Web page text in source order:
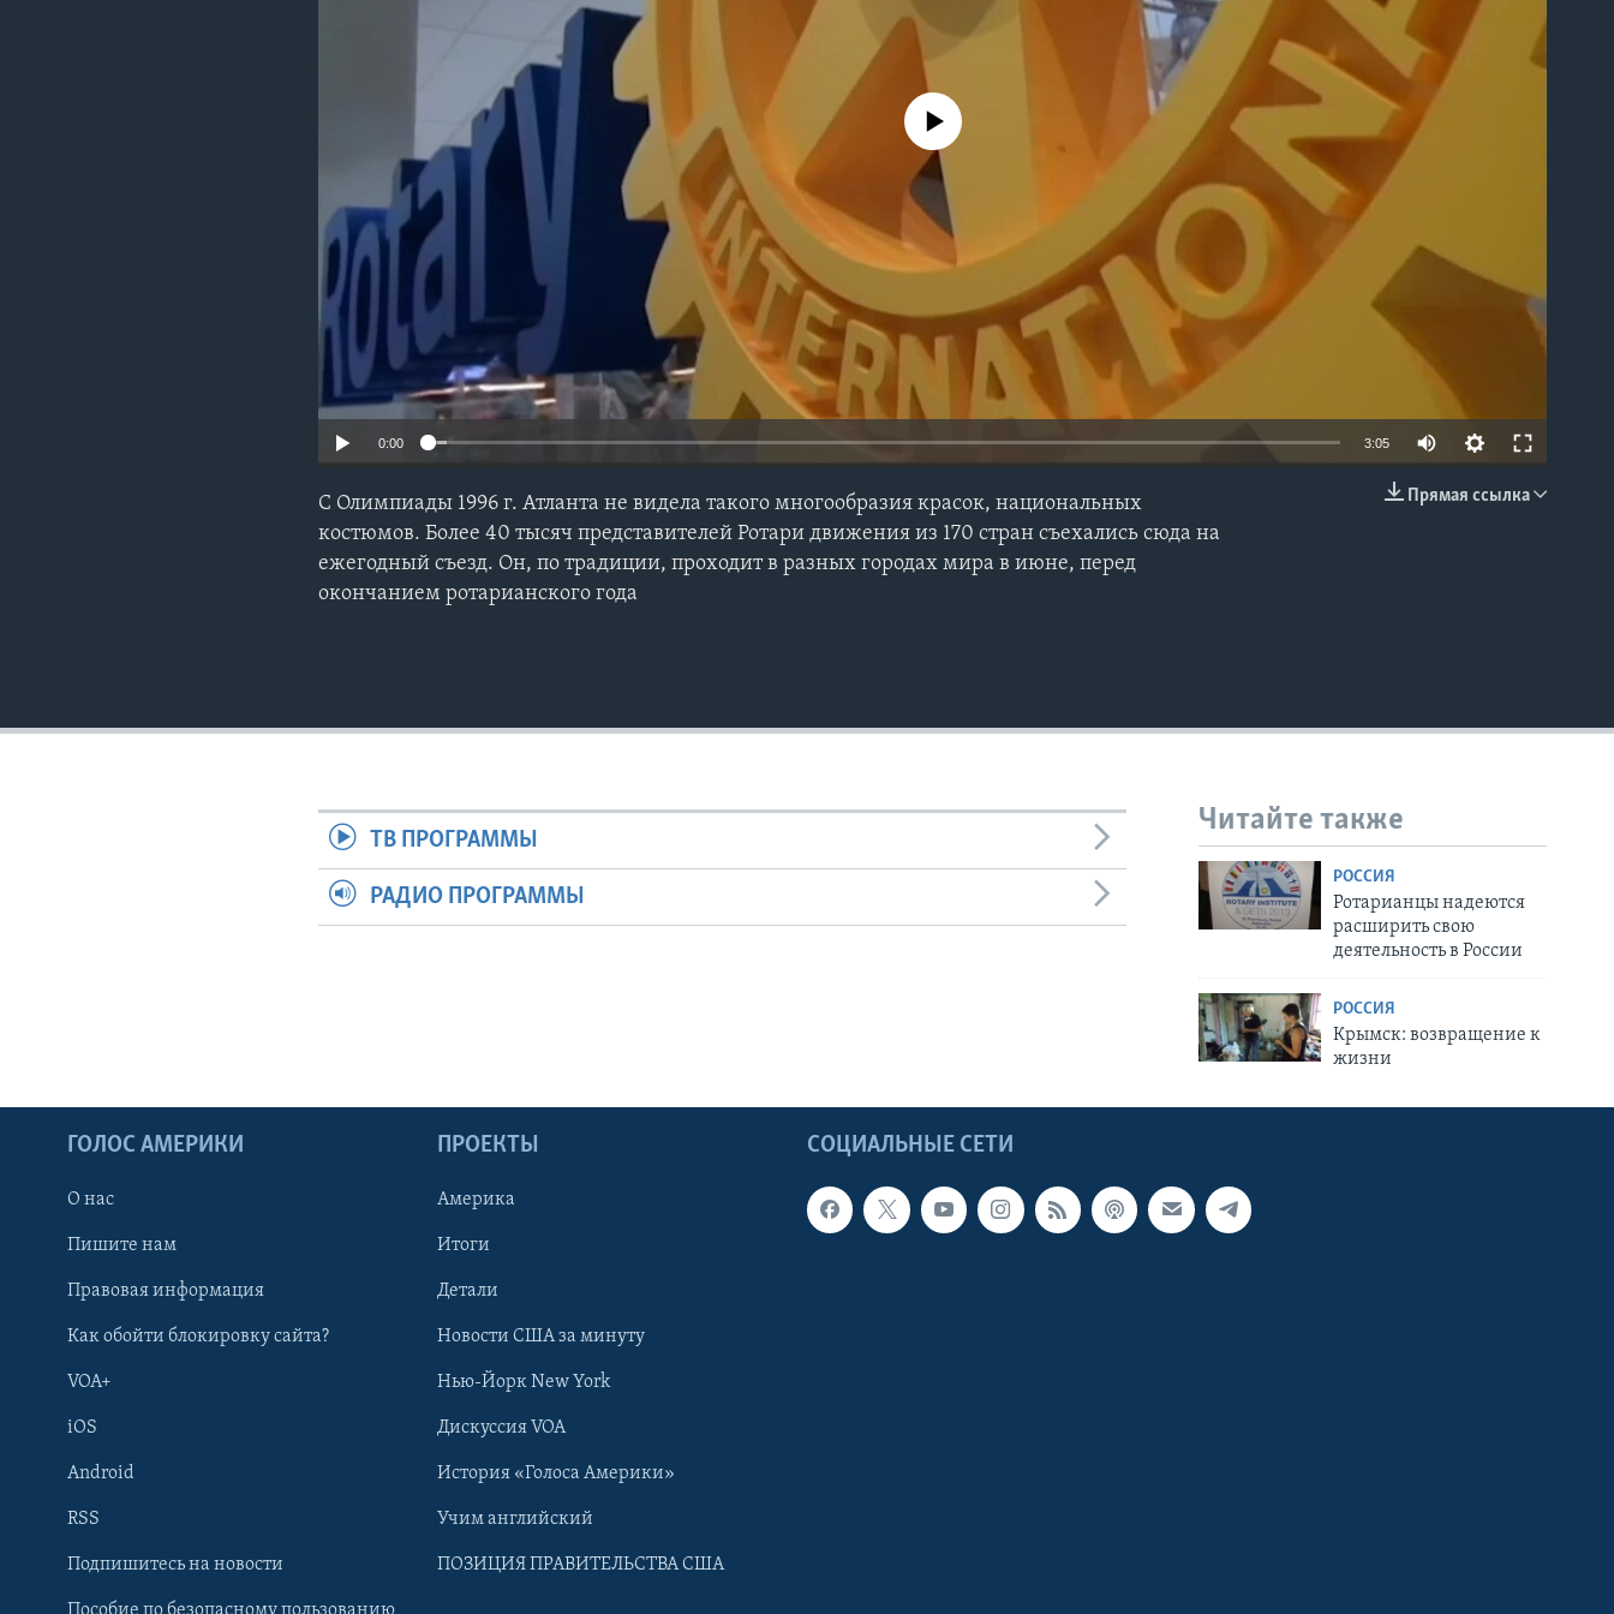
Learning English
No media source currently available
0:00 3:05
Прямая ссылка
С Олимпиады 1996 г. Атланта не видела такого многообразия красок, национальных
костюмов. Более 40 тысяч представителей Ротари движения из 170 стран съехались сюда на
ежегодный съезд. Он, по традиции, проходит в разных городах мира в июне, перед
окончанием ротарианского года
Читайте также
РОССИЯ
Ротарианцы надеются
расширить свою
деятельность в России
РОССИЯ
Крымск: возвращение к
жизни
ТВ ПРОГРАММЫ
РАДИО ПРОГРАММЫ
СОЦИАЛЬНЫЕ СЕТИ
ГОЛОС АМЕРИКИ
О нас
Пишите нам
Правовая информация
Как обойти блокировку сайта?
VOA+
iOS
Android
RSS
Подпишитесь на новости
ПРОЕКТЫ
Америка
Итоги
Детали
Новости США за минуту
Нью-Йорк New York
Дискуссия VOA
История «Голоса Америки»
Учим английский
ПОЗИЦИЯ ПРАВИТЕЛЬСТВА США